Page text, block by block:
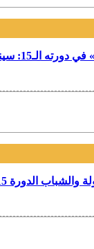
الدولي لفيلم الطفولة والشباب بسوسة